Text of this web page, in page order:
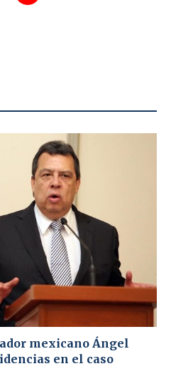
mexicano Ángel
en el caso